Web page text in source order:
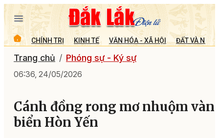
CHÍNH TRỊ KINH TẾ VĂN HÓA - XÃ HỘI ĐẤT VÀ
Trang chủ Phóng sự - Ký sự
06:36, 24/05/2026
Cánh đồng rong mơ nhuộm
biển Hòn Yến